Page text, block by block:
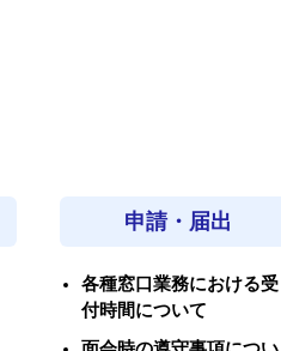
申請・届出
各種窓口業務における受
付時間について